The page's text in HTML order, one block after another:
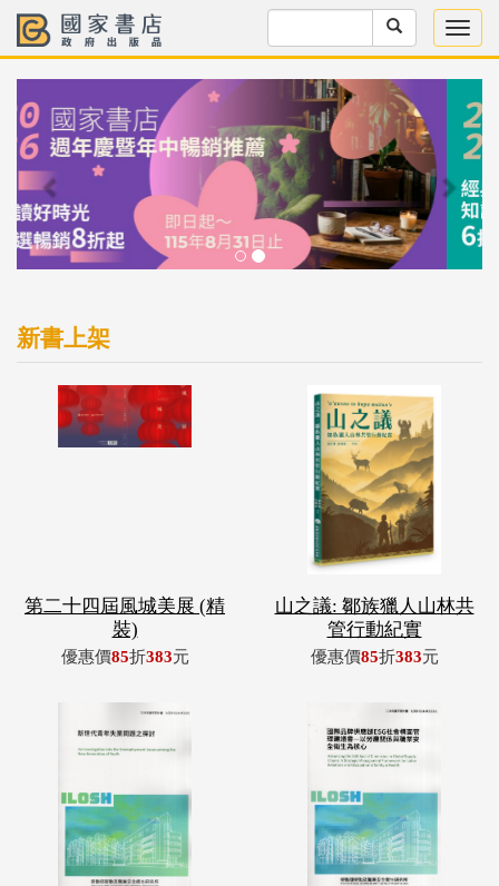
新書上架
第二十四屆風城美展 (精
裝)
優惠價85折383元
山之議: 鄒族獵人山林共
管行動紀實
優惠價85折383元